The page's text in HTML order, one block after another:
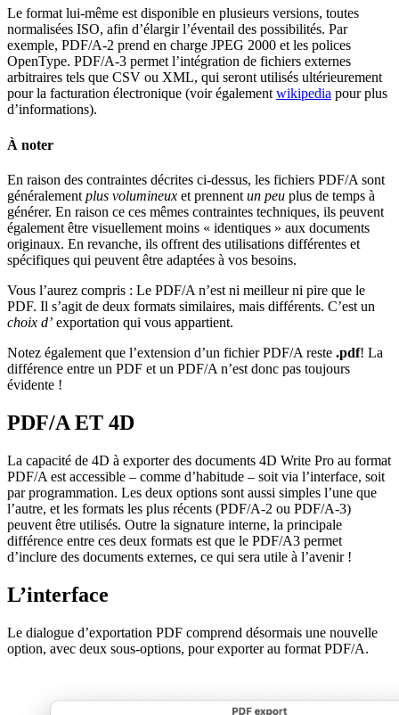
Le format lui-même est disponible en plusieurs versions, toutes
normalisées ISO, afin d’élargir l’éventail des possibilités. Par
exemple, PDF/A-2 prend en charge JPEG 2000 et les polices
OpenType. PDF/A-3 permet l’intégration de fichiers externes
arbitraires tels que CSV ou XML, qui seront utilisés ultérieurement
pour la facturation électronique (voir égalementwikipedia pour plus
d’informations).
À noter
En raison des contraintes décrites ci-dessus, les fichiers PDF/A sont
généralement plus volumineux et prennent un peu plus de temps à
générer. En raison ce ces mêmes contraintes techniques, ils peuvent
également être visuellement moins « identiques » aux documents
originaux. En revanche, ils offrent des utilisations différentes et
spécifiques qui peuvent être adaptées à vos besoins.
Vous l’aurez compris : Le PDF/A n’est ni meilleur ni pire que le
PDF. Il s’agit de deux formats similaires, mais différents. C’est un
choix d’ exportation qui vous appartient.
Notez également que l’extension d’un fichier PDF/A reste .pdf! La
différence entre un PDF et un PDF/A n’est donc pas toujours
évidente !
PDF/A ET 4D
La capacité de 4D à exporter des documents 4D Write Pro au format
PDF/A est accessible – comme d’habitude – soit via l’interface, soit
par programmation. Les deux options sont aussi simples l’une que
l’autre, et les formats les plus récents (PDF/A-2 ou PDF/A-3)
peuvent être utilisés. Outre la signature interne, la principale
différence entre ces deux formats est que le PDF/A3 permet
d’inclure des documents externes, ce qui sera utile à l’avenir !
L’interface
Le dialogue d’exportation PDF comprend désormais une nouvelle
option, avec deux sous-options, pour exporter au format PDF/A.